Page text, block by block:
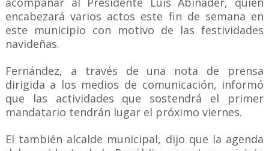
encabezará varios actos este fin de semana en
este municipio con motivo de las festividades
navideñas.
Fernández, a través de una nota de prensa
dirigida a los medios de comunicación, informó
que las actividades que sostendrá el primer
mandatario tendrán lugar el próximo viernes.
El también alcalde municipal, dijo que la agenda